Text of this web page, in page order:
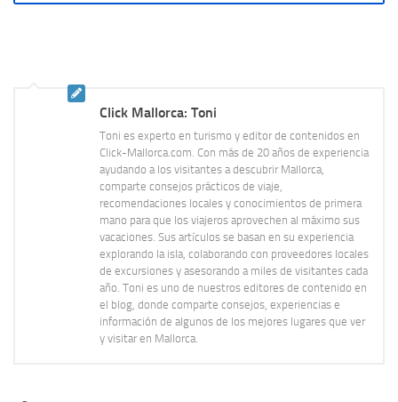
Click Mallorca: Toni
Toni es experto en turismo y editor de contenidos en
Click-Mallorca.com. Con más de 20 años de experiencia
ayudando a los visitantes a descubrir Mallorca,
comparte consejos prácticos de viaje,
recomendaciones locales y conocimientos de primera
mano para que los viajeros aprovechen al máximo sus
vacaciones. Sus artículos se basan en su experiencia
explorando la isla, colaborando con proveedores locales
de excursiones y asesorando a miles de visitantes cada
año. Toni es uno de nuestros editores de contenido en
el blog, donde comparte consejos, experiencias e
información de algunos de los mejores lugares que ver
y visitar en Mallorca.